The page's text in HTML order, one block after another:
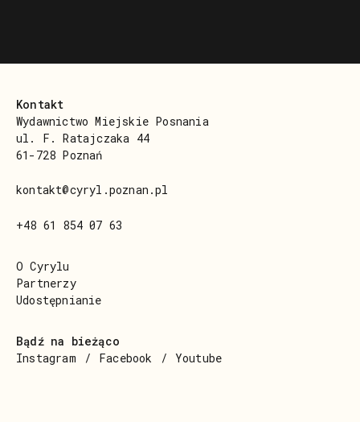
Kontakt
Wydawnictwo Miejskie Posnania
ul. F. Ratajczaka 44
61-728 Poznań
kontakt@cyryl.poznan.pl
+48 61 854 07 63
O Cyrylu
Partnerzy
Udostępnianie
Bądź na bieżąco
Instagram
Facebook Youtube